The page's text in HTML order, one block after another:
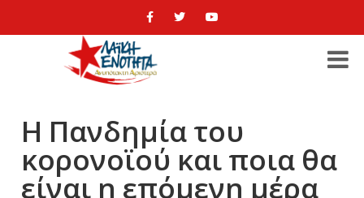
Η Πανδημία του
κορονοϊού και ποια θα
είναι η επόμενη μέρα